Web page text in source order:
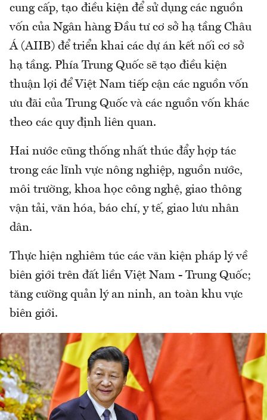
cung cấp, tạo điều kiện để sử dụng các nguồn
vốn của Ngân hàng Đầu tư cơ sở hạ tầng Châu
Á (AIIB) để triển khai các dự án kết nối cơ sở
hạ tầng. Phía Trung Quốc sẽ tạo điều kiện
thuận lợi để Việt Nam tiếp cận các nguồn vốn
ưu đãi của Trung Quốc và các nguồn vốn khác
theo các quy định liên quan.
Hai nước cũng thống nhất thúc đẩy hợp tác
trong các lĩnh vực nông nghiệp, nguồn nước,
môi trường, khoa học công nghệ, giao thông
vận tải, văn hóa, báo chí, y tế, giao lưu nhân
dân.
Thực hiện nghiêm túc các văn kiện pháp lý về
biên giới trên đất liền Việt Nam - Trung Quốc;
tăng cường quản lý an ninh, an toàn khu vực
biên giới.